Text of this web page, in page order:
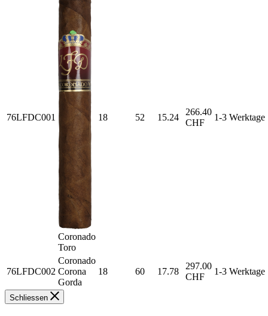
76LFDC001
Coronado
Toro
18 52 15.24
266.40
CHF
1-3 Werktage
76LFDC002
Coronado
Corona
Gorda
18 60 17.78
297.00
CHF
1-3 Werktage
Schliessen